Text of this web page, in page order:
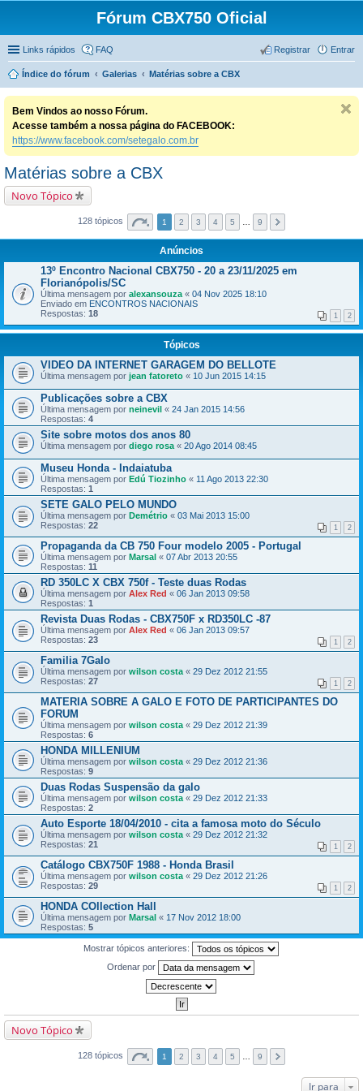
Fórum CBX750 Oficial
Links rápidos FAQ Entrar
Registrar
Índice do fórum Galerias Matérias sobre a CBX
Bem Vindos ao nosso Fórum.
Acesse também a nossa página do FACEBOOK:
https://www.facebook.com/setegalo.com.br
Matérias sobre a CBX
Novo Tópico
128 tópicos 1 2 3 4 5 9
Anúncios
13º Encontro Nacional CBX750 - 20 a 23/11/2025 em
Florianópolis/SC
Última mensagem por alexansouza « 04 Nov 2025 18:10
Enviado em ENCONTROS NACIONAIS
Respostas: 18 1 2
Tópicos
VIDEO DA INTERNET GARAGEM DO BELLOTE
Última mensagem por jean fatoreto « 10 Jun 2015 14:15
Publicações sobre a CBX
Última mensagem por neinevil « 24 Jan 2015 14:56
Respostas: 4
Site sobre motos dos anos 80
Última mensagem por diego rosa « 20 Ago 2014 08:45
Museu Honda - Indaiatuba
Última mensagem por Edú Tiozinho « 11 Ago 2013 22:30
Respostas: 1
SETE GALO PELO MUNDO
Última mensagem por Demétrio « 03 Mai 2013 15:00
Respostas: 22 1 2
Propaganda da CB 750 Four modelo 2005 - Portugal
Última mensagem por Marsal « 07 Abr 2013 20:55
Respostas: 11
RD 350LC X CBX 750f - Teste duas Rodas
Última mensagem por Alex Red « 06 Jan 2013 09:58
Respostas: 1
Revista Duas Rodas - CBX750F x RD350LC -87
Última mensagem por Alex Red « 06 Jan 2013 09:57
Respostas: 23 1 2
Familia 7Galo
Última mensagem por wilson costa « 29 Dez 2012 21:55
Respostas: 27 1 2
MATERIA SOBRE A GALO E FOTO DE PARTICIPANTES DO
FORUM
Última mensagem por wilson costa « 29 Dez 2012 21:39
Respostas: 6
HONDA MILLENIUM
Última mensagem por wilson costa « 29 Dez 2012 21:36
Respostas: 9
Duas Rodas Suspensão da galo
Última mensagem por wilson costa « 29 Dez 2012 21:33
Respostas: 2
Auto Esporte 18/04/2010 - cita a famosa moto do Século
Última mensagem por wilson costa « 29 Dez 2012 21:32
Respostas: 21 1 2
Catálogo CBX750F 1988 - Honda Brasil
Última mensagem por wilson costa « 29 Dez 2012 21:26
Respostas: 29 1 2
HONDA COllection Hall
Última mensagem por Marsal « 17 Nov 2012 18:00
Respostas: 5
Mostrar tópicos anteriores:
Ordenar por
Novo Tópico
128 tópicos 1 2 3 4 5 9
Ir para